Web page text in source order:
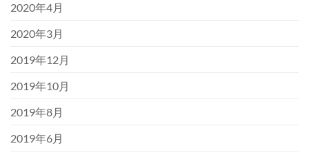
2020年4月
2020年3月
2019年12月
2019年10月
2019年8月
2019年6月